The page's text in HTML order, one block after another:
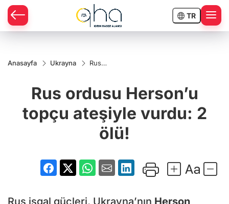
TR
Anasayfa Ukrayna
Rus
topçu
ateşiyle
ölü!
Rus ordusu Herson’u
topçu ateşiyle vurdu: 2
ölü!
Rus işgal güçleri, Ukrayna’nın Herson